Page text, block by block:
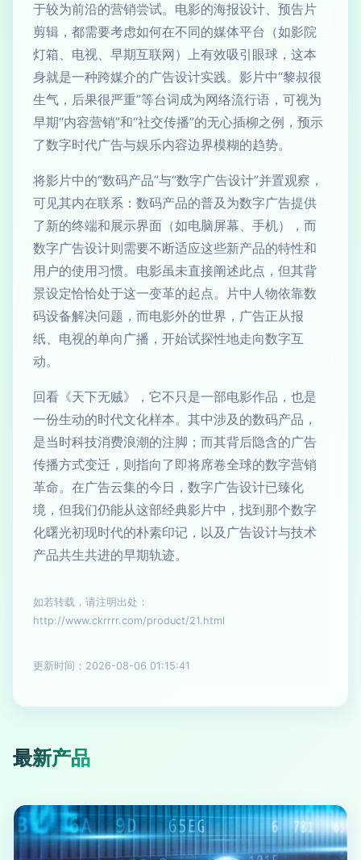
于较为前沿的营销尝试。电影的海报设计、预告片
剪辑，都需要考虑如何在不同的媒体平台（如影院
灯箱、电视、早期互联网）上有效吸引眼球，这本
身就是一种跨媒介的广告设计实践。影片中“黎叔很
生气，后果很严重”等台词成为网络流行语，可视为
早期“内容营销”和“社交传播”的无心插柳之例，预示
了数字时代广告与娱乐内容边界模糊的趋势。
将影片中的“数码产品”与“数字广告设计”并置观察，
可见其内在联系：数码产品的普及为数字广告提供
了新的终端和展示界面（如电脑屏幕、手机），而
数字广告设计则需要不断适应这些新产品的特性和
用户的使用习惯。电影虽未直接阐述此点，但其背
景设定恰恰处于这一变革的起点。片中人物依靠数
码设备解决问题，而电影外的世界，广告正从报
纸、电视的单向广播，开始试探性地走向数字互
动。
回看《天下无贼》，它不只是一部电影作品，也是
一份生动的时代文化样本。其中涉及的数码产品，
是当时科技消费浪潮的注脚；而其背后隐含的广告
传播方式变迁，则指向了即将席卷全球的数字营销
革命。在广告云集的今日，数字广告设计已臻化
境，但我们仍能从这部经典影片中，找到那个数字
化曙光初现时代的朴素印记，以及广告设计与技术
产品共生共进的早期轨迹。
如若转载，请注明出处：
http://www.ckrrrr.com/product/21.html
更新时间：2026-08-06 01:15:41
最新产品